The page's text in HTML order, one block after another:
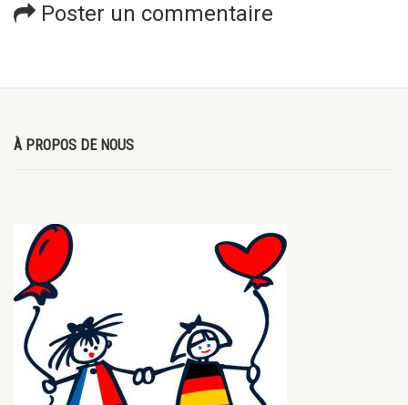
Poster un commentaire
À PROPOS DE NOUS